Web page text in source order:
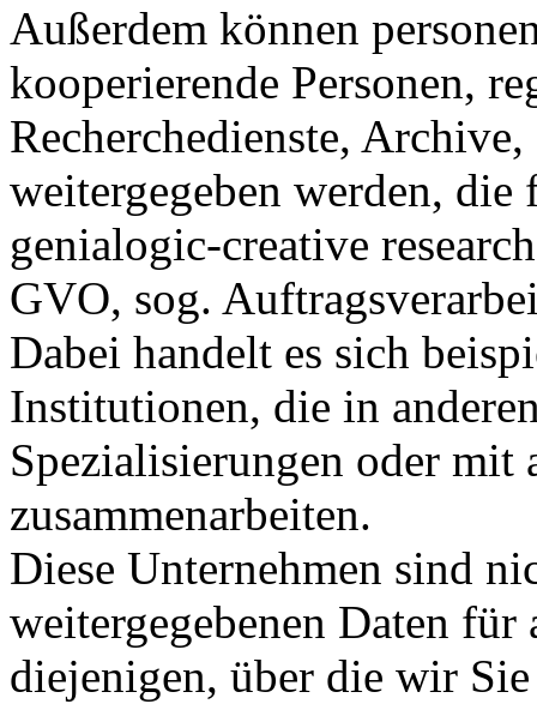
Außerdem können
kooperierende Personen,
Recherchedienste,
weitergegeben werden,
genialogic-creative
GVO, sog.
Dabei handelt es sich
Institutionen, die in
Spezialisierungen oder mit
zusammenarbeiten.
Diese Unternehmen sind
weitergegebenen Daten für
diejenigen, über die wir